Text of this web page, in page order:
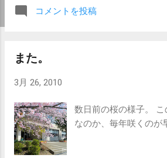
コメントを投稿
また。
3月 26, 2010
数日前の桜の様子。
なのか、毎年咲くのが